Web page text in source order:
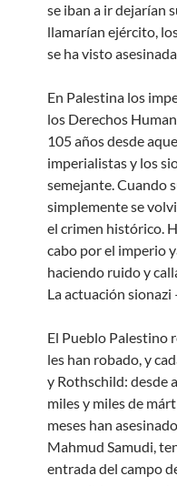
se iban a ir dejarían
llamarían ejército,
se ha visto
En Palestina los
los Derechos
105 años desde
imperialistas y los
semejante. Cuando
simplemente se
el crimen histórico.
cabo por el imperio
haciendo ruido y
La actuación
El Pueblo Palestino
les han robado, y
y Rothschild: desde
miles y miles de
meses han
Mahmud Samudi,
entrada del campo